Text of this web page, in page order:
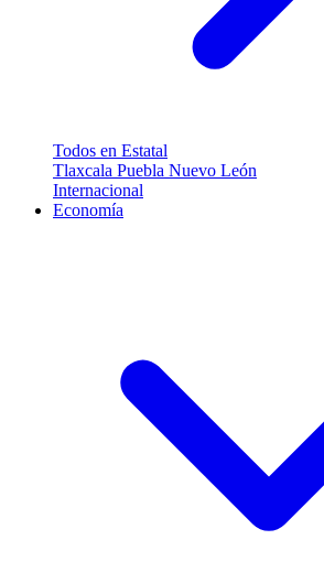
Todos en Estatal
Tlaxcala Puebla Nuevo León
Internacional
Economía